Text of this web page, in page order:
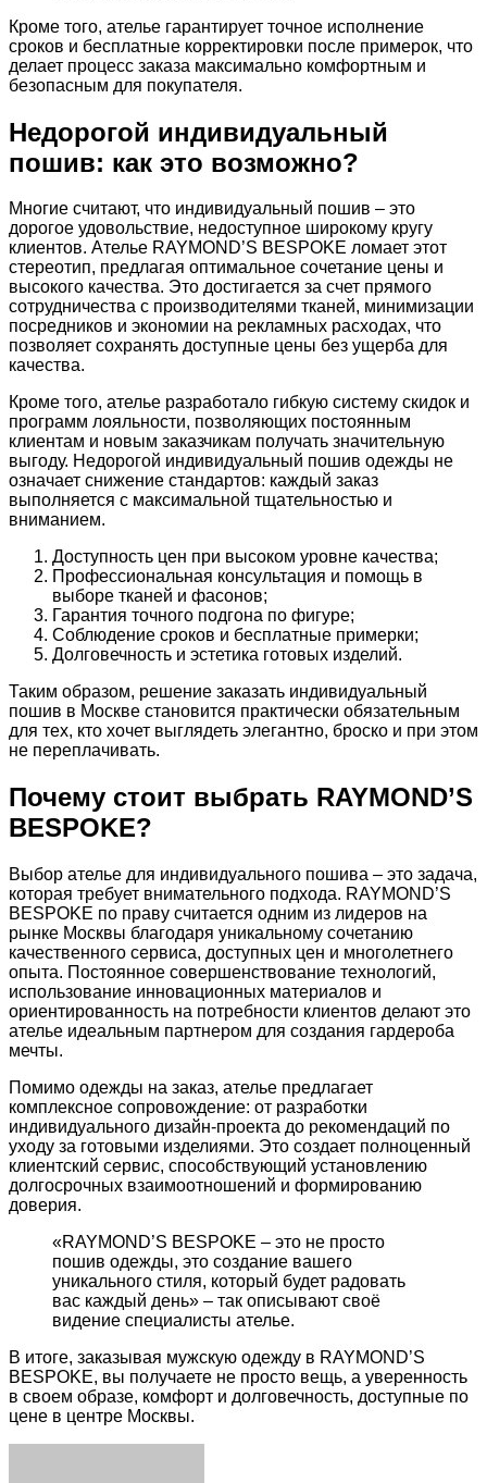
Кроме того, ателье гарантирует точное исполнение
сроков и бесплатные корректировки после примерок, что
делает процесс заказа максимально комфортным и
безопасным для покупателя.
Недорогой индивидуальный
пошив: как это возможно?
Многие считают, что индивидуальный пошив – это
дорогое удовольствие, недоступное широкому кругу
клиентов. Ателье RAYMOND’S BESPOKE ломает этот
стереотип, предлагая оптимальное сочетание цены и
высокого качества. Это достигается за счет прямого
сотрудничества с производителями тканей, минимизации
посредников и экономии на рекламных расходах, что
позволяет сохранять доступные цены без ущерба для
качества.
Кроме того, ателье разработало гибкую систему скидок и
программ лояльности, позволяющих постоянным
клиентам и новым заказчикам получать значительную
выгоду. Недорогой индивидуальный пошив одежды не
означает снижение стандартов: каждый заказ
выполняется с максимальной тщательностью и
вниманием.
Доступность цен при высоком уровне качества;
Профессиональная консультация и помощь в
выборе тканей и фасонов;
Гарантия точного подгона по фигуре;
Соблюдение сроков и бесплатные примерки;
Долговечность и эстетика готовых изделий.
Таким образом, решение заказать индивидуальный
пошив в Москве становится практически обязательным
для тех, кто хочет выглядеть элегантно, броско и при этом
не переплачивать.
Почему стоит выбрать RAYMOND’S
BESPOKE?
Выбор ателье для индивидуального пошива – это задача,
которая требует внимательного подхода. RAYMOND’S
BESPOKE по праву считается одним из лидеров на
рынке Москвы благодаря уникальному сочетанию
качественного сервиса, доступных цен и многолетнего
опыта. Постоянное совершенствование технологий,
использование инновационных материалов и
ориентированность на потребности клиентов делают это
ателье идеальным партнером для создания гардероба
мечты.
Помимо одежды на заказ, ателье предлагает
комплексное сопровождение: от разработки
индивидуального дизайн-проекта до рекомендаций по
уходу за готовыми изделиями. Это создает полноценный
клиентский сервис, способствующий установлению
долгосрочных взаимоотношений и формированию
доверия.
«RAYMOND’S BESPOKE – это не просто
пошив одежды, это создание вашего
уникального стиля, который будет радовать
вас каждый день» – так описывают своё
видение специалисты ателье.
В итоге, заказывая мужскую одежду в RAYMOND’S
BESPOKE, вы получаете не просто вещь, а уверенность
в своем образе, комфорт и долговечность, доступные по
цене в центре Москвы.